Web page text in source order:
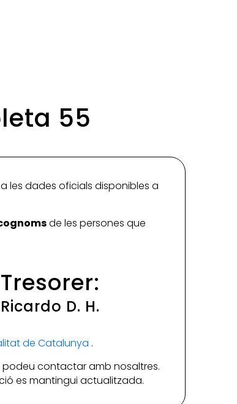
55
les dades oficials disponibles a
de les persones que
Tresorer:
Ricardo D. H.
de Catalunya .
contactar amb nosaltres.
es mantingui actualitzada.